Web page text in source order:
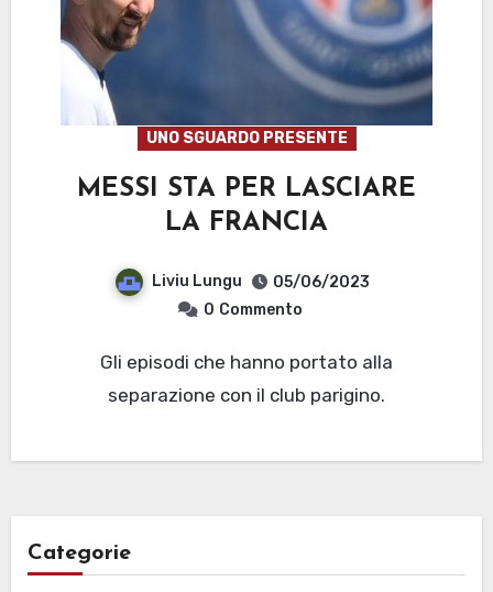
UNO SGUARDO PRESENTE
MESSI STA PER LASCIARE
LA FRANCIA
Liviu Lungu
05/06/2023
0 Commento
Gli episodi che hanno portato alla
separazione con il club parigino.
Categorie